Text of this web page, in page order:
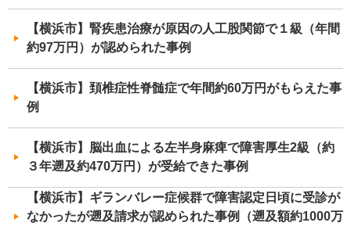
【横浜市】腎疾患治療が原因の人工股関節で１級（年間
約97万円）が認められた事例
【横浜市】頚椎症性脊髄症で年間約60万円がもらえた事
例
【横浜市】脳出血による左半身麻痺で障害厚生2級（約
３年遡及約470万円）が受給できた事例
【横浜市】ギランバレー症候群で障害認定日頃に受診が
なかったが遡及請求が認められた事例（遡及額約1000万